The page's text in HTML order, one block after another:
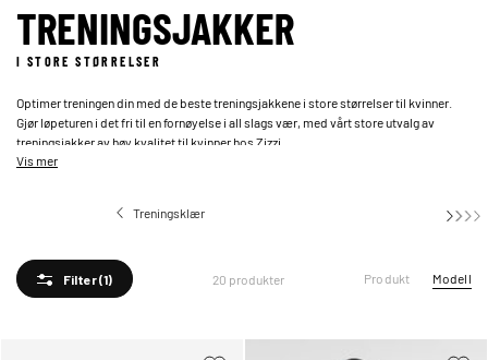
TRENINGSJAKKER
I STORE STØRRELSER
Optimer treningen din med de beste treningsjakkene i store størrelser til kvinner.
Gjør løpeturen i det fri til en fornøyelse i all slags vær, med vårt store utvalg av
treningsjakker av høy kvalitet til kvinner hos Zizzi.
Vis mer
Treningsklær
Filter(1) 20 produkter Produkt Modell